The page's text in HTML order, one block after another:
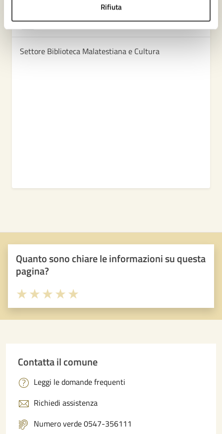
Rifiuta
Amministrazione
Settore Biblioteca Malatestiana e Cultura
Quanto sono chiare le informazioni su questa
pagina?
Valuta 5 stelle su 5
Valuta 4 stelle su 5
Valuta 3 stelle su 5
Valuta 2 stelle su 5
Valuta 1 stelle su 5
Contatta il comune
Leggi le domande frequenti
Richiedi assistenza
Numero verde 0547-356111